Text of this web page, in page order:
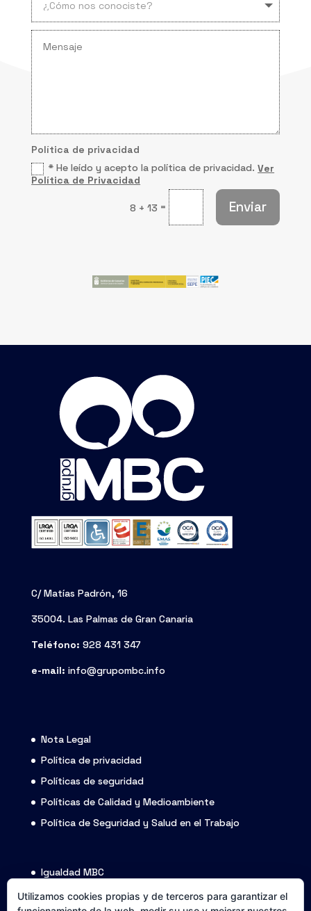
Política de privacidad
* He leído y acepto la política de privacidad.Ver
Política de Privacidad
8 + 13 = Enviar
C/ Matías Padrón, 16
35004. Las Palmas de Gran Canaria
Teléfono: 928 431 347
e-mail: info@grupombc.info
Nota Legal
Política de privacidad
Políticas de seguridad
Políticas de Calidad y Medioambiente
Política de Seguridad y Salud en el Trabajo
Igualdad MBC
Código ético
Utilizamos cookies propias y de terceros para garantizar el